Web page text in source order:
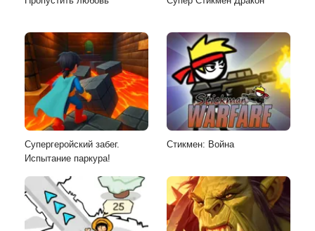
Супергеройский забег.
Испытание паркура!
Стикмен: Война